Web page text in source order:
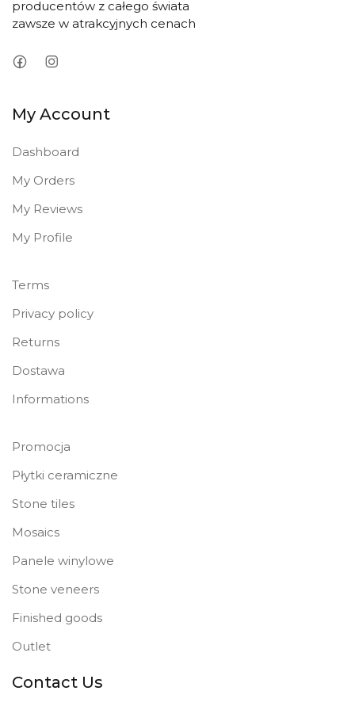
producentów z całego świata
zawsze w atrakcyjnych cenach
My Account
Dashboard
My Orders
My Reviews
My Profile
Terms
Privacy policy
Returns
Dostawa
Informations
Promocja
Płytki ceramiczne
Stone tiles
Mosaics
Panele winylowe
Stone veneers
Finished goods
Outlet
Contact Us